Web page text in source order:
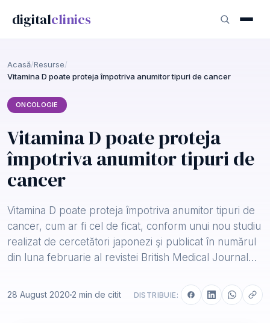
digitalclinics
Acasă/Resurse/
Vitamina D poate proteja împotriva anumitor tipuri de cancer
ONCOLOGIE
Vitamina D poate proteja
împotriva anumitor tipuri de
cancer
Vitamina D poate proteja împotriva anumitor tipuri de
cancer, cum ar fi cel de ficat, conform unui nou studiu
realizat de cercetători japonezi şi publicat în numărul
din luna februarie al revistei British Medical Journal…
28 August 2020 2 min de citit DISTRIBUIE: